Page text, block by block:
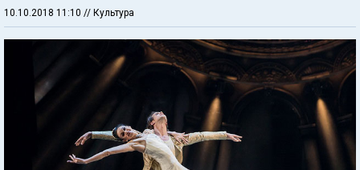
10.10.2018 11:10 // Культура